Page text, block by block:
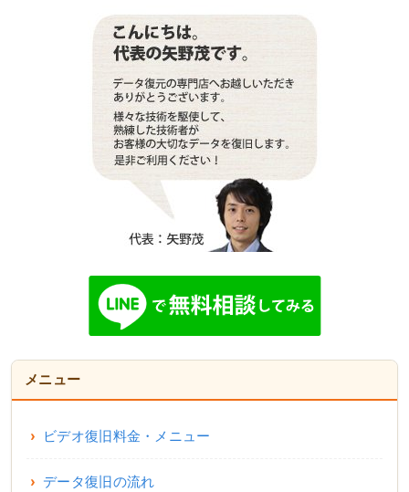
メニュー
ビデオ復旧料金・メニュー
データ復旧の流れ